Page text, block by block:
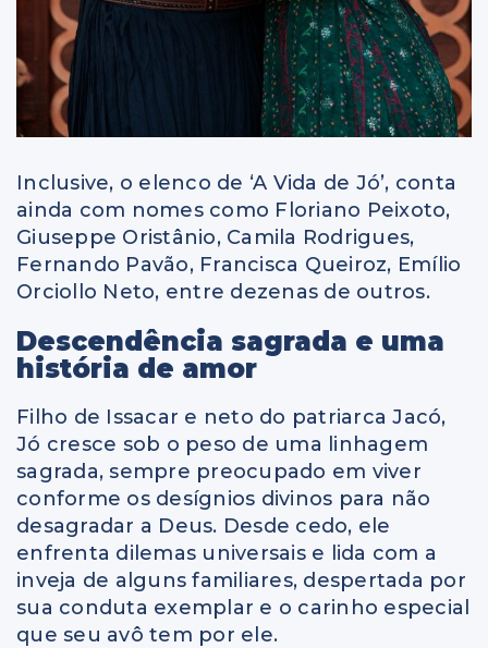
Inclusive, o elenco de ‘A Vida de Jó’, conta
ainda com nomes como Floriano Peixoto,
Giuseppe Oristânio, Camila Rodrigues,
Fernando Pavão, Francisca Queiroz, Emílio
Orciollo Neto, entre dezenas de outros.
Descendência sagrada e uma
história de amor
Filho de Issacar e neto do patriarca Jacó,
Jó cresce sob o peso de uma linhagem
sagrada, sempre preocupado em viver
conforme os desígnios divinos para não
desagradar a Deus. Desde cedo, ele
enfrenta dilemas universais e lida com a
inveja de alguns familiares, despertada por
sua conduta exemplar e o carinho especial
que seu avô tem por ele.